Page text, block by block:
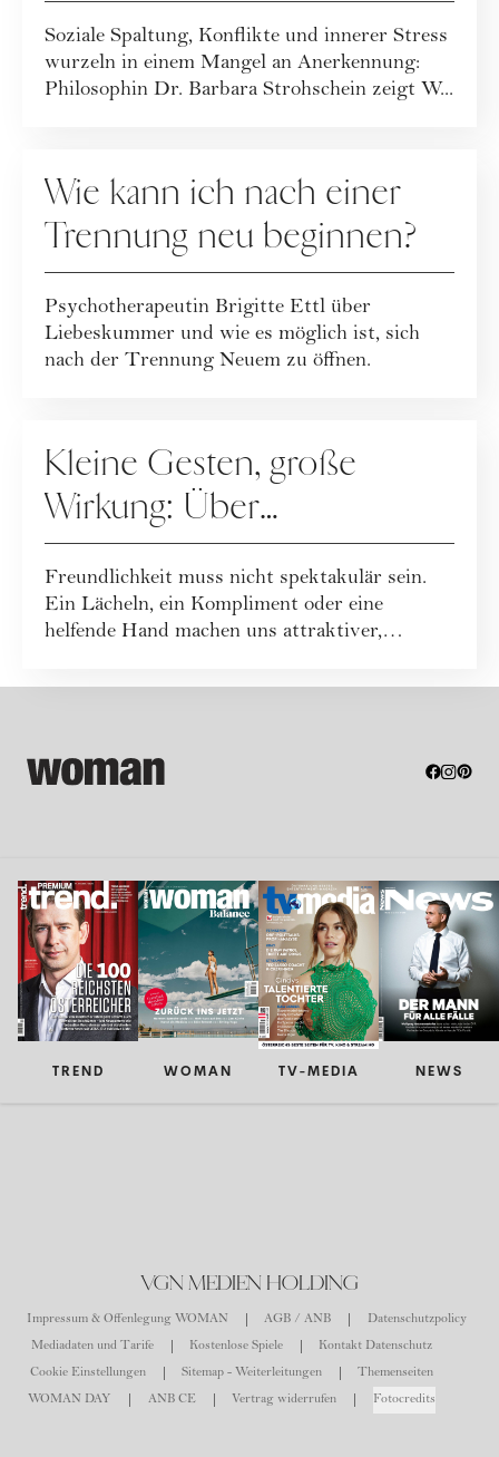
Soziale Spaltung, Konflikte und innerer Stress
wurzeln in einem Mangel an Anerkennung:
Philosophin Dr. Barbara Strohschein zeigt W...
Wie kann ich nach einer
Trennung neu beginnen?
Psychotherapeutin Brigitte Ettl über
Liebeskummer und wie es möglich ist, sich
nach der Trennung Neuem zu öffnen.
Kleine Gesten, große
Wirkung: Über
Freundlichkeit im Alltag
Freundlichkeit muss nicht spektakulär sein.
Ein Lächeln, ein Kompliment oder eine
helfende Hand machen uns attraktiver,
TREND WOMAN TV-MEDIA NEWS
VGN MEDIEN HOLDING
Impressum & Offenlegung WOMAN AGB / ANB
Datenschutzpolicy
Mediadaten und Tarife
Kostenlose Spiele
Kontakt Datenschutz
Cookie Einstellungen
Sitemap - Weiterleitungen
Themenseiten
WOMAN DAY
ANB CE Vertrag widerrufen Fotocredits